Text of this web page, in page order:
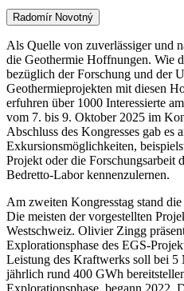
Radomír Novotný
Als Quelle von zuverlässiger und
die Geothermie Hoffnungen. Wie
bezüglich der Forschung und der
Geothermieprojekten mit diesen
erfuhren über 1000 Interessierte
vom 7. bis 9. Oktober 2025 im
Abschluss des Kongresses gab es
Exkursionsmöglichkeiten,
Projekt oder die
Bedretto-Labor kennenzulernen.
Am zweiten Kongresstag stand
Die meisten der vorgestellten
Westschweiz. Olivier Zingg
Explorationsphase des EGS-
Leistung des Kraftwerks soll bei
jährlich rund 400 GWh